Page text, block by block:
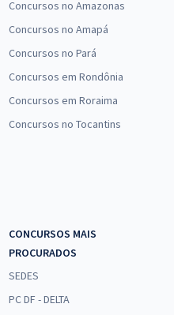
13,33
à vista
Fiscal - Professor Feliphe
(Aulas em PDF)
Federal do Brasil
Concursos no Amazonas
Concursos no Amapá
Concursos no Pará
Concursos em Rondônia
Concursos em Roraima
Concursos no Tocantins
CONCURSOS MAIS
PROCURADOS
SEDES
PC DF - DELTA